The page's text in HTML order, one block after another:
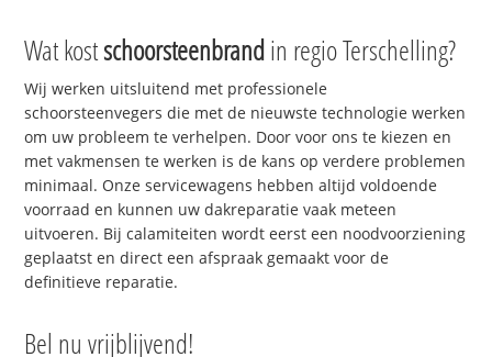
Wat kostschoorsteenbrandin regio Terschelling?
Wij werken uitsluitend met professionele
schoorsteenvegers die met de nieuwste technologie werken
om uw probleem te verhelpen. Door voor ons te kiezen en
met vakmensen te werken is de kans op verdere problemen
minimaal. Onze servicewagens hebben altijd voldoende
voorraad en kunnen uw dakreparatie vaak meteen
uitvoeren. Bij calamiteiten wordt eerst een noodvoorziening
geplaatst en direct een afspraak gemaakt voor de
definitieve reparatie.
Bel nu vrijblijvend!